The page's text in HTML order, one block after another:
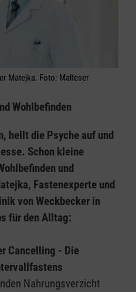
Matejka. Foto: Malteser
Wohlbefinden
hellt die Psyche auf und
Schon kleine
und
Fastenexperte und
von Weckbecker in
für den Alltag:
Cancelling - Die
Nahrungsverzicht